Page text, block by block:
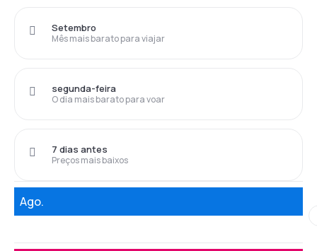
Mês mais barato para viajar
Setembro
O dia mais barato para voar
segunda-feira
Preços mais baixos
7 dias antes
Ago.